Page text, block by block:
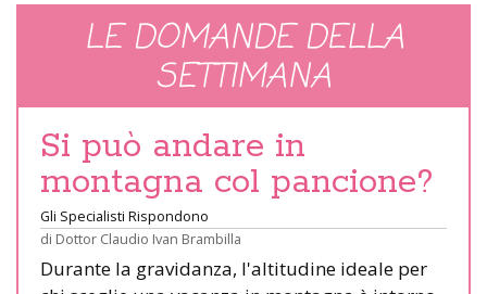
LE DOMANDE DELLA
SETTIMANA
Si può andare in
montagna col pancione?
Gli Specialisti Rispondono
di Dottor Claudio Ivan Brambilla
Durante la gravidanza, l'altitudine ideale per